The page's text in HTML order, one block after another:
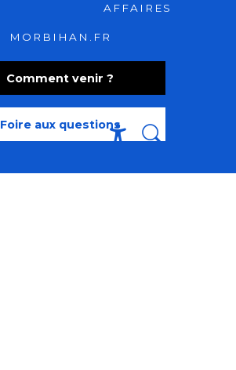
Comment venir ?
Foire aux questions
AFFAIRES
MORBIHAN.FR